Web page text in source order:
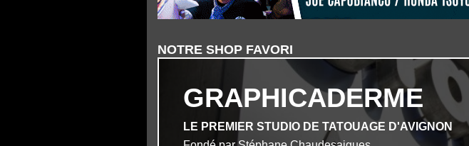
NOTRE SHOP FAVORI
GRAPHICADERME
LE PREMIER STUDIO DE TATOUAGE D'AVIGNON